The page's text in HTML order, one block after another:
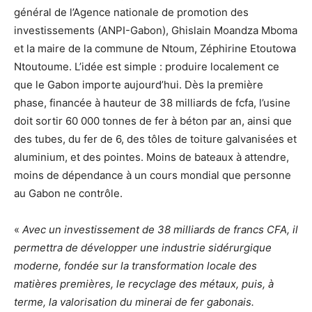
général de l’Agence nationale de promotion des
investissements (ANPI-Gabon), Ghislain Moandza Mboma
et la maire de la commune de Ntoum, Zéphirine Etoutowa
Ntoutoume. L’idée est simple : produire localement ce
que le Gabon importe aujourd’hui. Dès la première
phase, financée à hauteur de 38 milliards de fcfa, l’usine
doit sortir 60 000 tonnes de fer à béton par an, ainsi que
des tubes, du fer de 6, des tôles de toiture galvanisées et
aluminium, et des pointes. Moins de bateaux à attendre,
moins de dépendance à un cours mondial que personne
au Gabon ne contrôle.
« Avec un investissement de 38 milliards de francs CFA, il
permettra de développer une industrie sidérurgique
moderne, fondée sur la transformation locale des
matières premières, le recyclage des métaux, puis, à
terme, la valorisation du minerai de fer gabonais.